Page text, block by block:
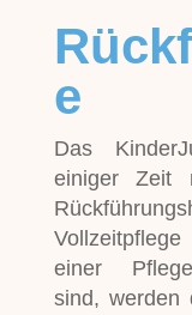
e
Das
einiger Zeit
einer
sind, werden